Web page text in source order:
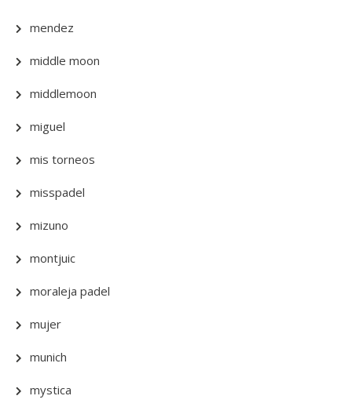
mendez
middle moon
middlemoon
miguel
mis torneos
misspadel
mizuno
montjuic
moraleja padel
mujer
munich
mystica